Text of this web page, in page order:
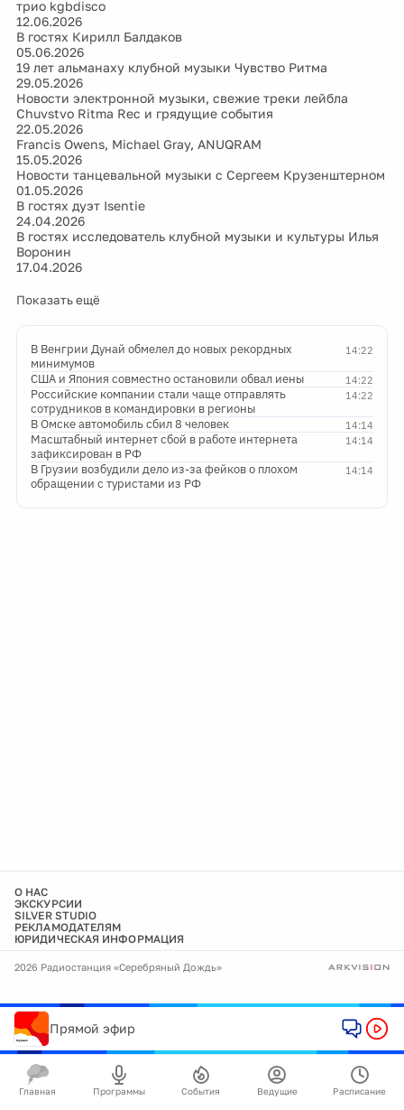
трио kgbdisco
12.06.2026
В гостях Кирилл Балдаков
05.06.2026
19 лет альманаху клубной музыки Чувство Ритма
29.05.2026
Новости электронной музыки, свежие треки лейбла
Chuvstvo Ritma Rec и грядущие события
22.05.2026
Francis Owens, Michael Gray, ANUQRAM
15.05.2026
Новости танцевальной музыки с Сергеем Крузенштерном
01.05.2026
В гостях дуэт Isentie
24.04.2026
В гостях исследователь клубной музыки и культуры Илья
Воронин
17.04.2026
Показать ещё
14:22
В Венгрии Дунай обмелел до новых рекордных
минимумов
14:22
США и Япония совместно остановили обвал иены
14:22
Российские компании стали чаще отправлять
сотрудников в командировки в регионы
14:14
В Омске автомобиль сбил 8 человек
14:14
Масштабный интернет сбой в работе интернета
зафиксирован в РФ
14:14
В Грузии возбудили дело из-за фейков о плохом
обращении с туристами из РФ
О НАС
ЭКСКУРСИИ
SILVER STUDIO
РЕКЛАМОДАТЕЛЯМ
ЮРИДИЧЕСКАЯ ИНФОРМАЦИЯ
2026 Радиостанция «Серебряный Дождь»
Прямой эфир
Главная Программы События Ведущие Расписание